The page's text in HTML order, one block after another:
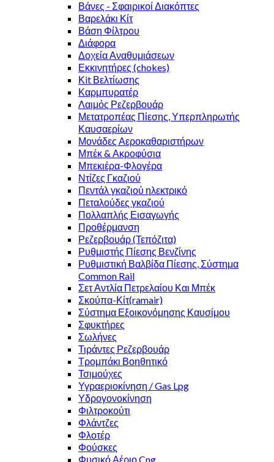
Βάνες - Σφαιρικοί Διακόπτες
Βαρελάκι Κίτ
Βάση Φίλτρου
Διάφορα
Δοχεία Αναθυμιάσεων
Εκκινητήρες (chokes)
Κit Βελτίωσης
Καρμπυρατέρ
Λαιμός Ρεζερβουάρ
Μετατροπέας Πίεσης, Υπερπληρωτής
Καυσαερίων
Μονάδες Αεροκαθαριστήρων
Μπέκ & Ακροφύσια
Μπεκιέρα-Φλογέρα
Ντίζες Γκαζιού
Πεντάλ γκαζιού ηλεκτρικό
Πεταλούδες γκαζιού
Πολλαπλής Εισαγωγής
Προθέρμανση
Ρεζερβουάρ (Τεπόζιτα)
Ρυθμιστής Πίεσης Βενζίνης
Ρυθμιστική Βαλβίδα Πίεσης, Σύστημα
Common Rail
Σετ Αντλία Πετρελαίου Και Μπέκ
Σκούπα-Κίτ(ramair)
Σύστημα Εξοικονόμησης Καυσίμου
Σφυκτήρες
Σωλήνες
Τιράντες Ρεζερβουάρ
Τρομπάκι Βοηθητικό
Τσιμούχες
Υγραεριοκίνηση / Gas Lpg
Υδρογονοκίνηση
Φιλτροκούτι
Φλάντζες
Φλοτέρ
Φούσκες
Φυσικό Αέριο Cng